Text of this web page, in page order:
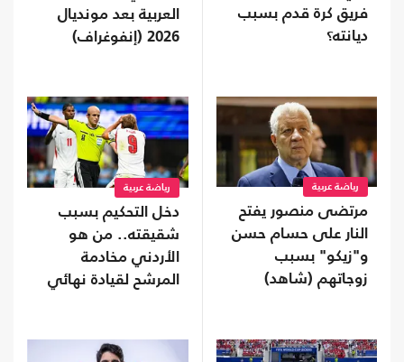
فريق كرة قدم بسبب
ديانته؟
العربية بعد مونديال
2026 (إنفوغراف)
رياضة عربية
مرتضى منصور يفتح
النار على حسام حسن
و"زيكو" بسبب
زوجاتهم (شاهد)
رياضة عربية
دخل التحكيم بسبب
شقيقته.. من هو
الأردني مخادمة
المرشح لقيادة نهائي